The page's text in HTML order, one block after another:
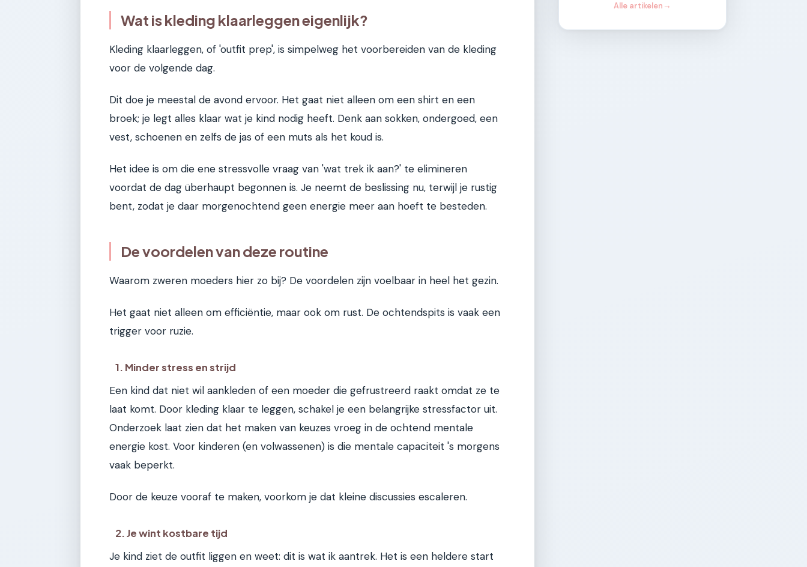
Wat is kleding klaarleggen eigenlijk?
Kleding klaarleggen, of 'outfit prep', is simpelweg het voorbereiden van de kleding
voor de volgende dag.
Dit doe je meestal de avond ervoor. Het gaat niet alleen om een shirt en een
broek; je legt alles klaar wat je kind nodig heeft. Denk aan sokken, ondergoed, een
vest, schoenen en zelfs de jas of een muts als het koud is.
Het idee is om die ene stressvolle vraag van 'wat trek ik aan?' te elimineren
voordat de dag überhaupt begonnen is. Je neemt de beslissing nu, terwijl je rustig
bent, zodat je daar morgenochtend geen energie meer aan hoeft te besteden.
De voordelen van deze routine
Waarom zweren moeders hier zo bij? De voordelen zijn voelbaar in heel het gezin.
Het gaat niet alleen om efficiëntie, maar ook om rust. De ochtendspits is vaak een
trigger voor ruzie.
1. Minder stress en strijd
Een kind dat niet wil aankleden of een moeder die gefrustreerd raakt omdat ze te
laat komt. Door kleding klaar te leggen, schakel je een belangrijke stressfactor uit.
Onderzoek laat zien dat het maken van keuzes vroeg in de ochtend mentale
energie kost. Voor kinderen (en volwassenen) is die mentale capaciteit 's morgens
vaak beperkt.
Door de keuze vooraf te maken, voorkom je dat kleine discussies escaleren.
2. Je wint kostbare tijd
Je kind ziet de outfit liggen en weet: dit is wat ik aantrek. Het is een heldere start
Alle artikelen